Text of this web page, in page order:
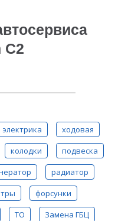
C2
электрика
ходовая
колодки
подвеска
радиатор
форсунки
ТО Замена ГБЦ